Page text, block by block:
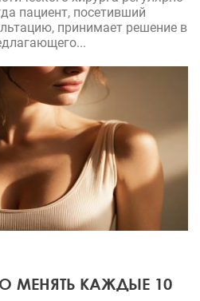
пациент, посетивший
принимает решение в
МЕНЯТЬ КАЖДЫЕ 10